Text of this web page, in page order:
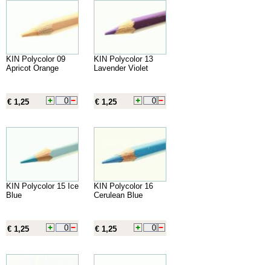
KIN Polycolor 09
Apricot Orange
€ 1,25
KIN Polycolor 13
Lavender Violet
€ 1,25
KIN Polycolor 15 Ice
Blue
€ 1,25
KIN Polycolor 16
Cerulean Blue
€ 1,25